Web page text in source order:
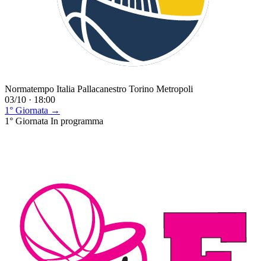
Normatempo Italia Pallacanestro Torino Metropoli
03/10 · 18:00
1° Giornata →
1° Giornata In programma